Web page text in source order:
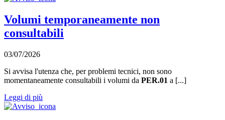
Volumi temporaneamente non
consultabili
03/07/2026
Si avvisa l'utenza che, per problemi tecnici, non sono
momentaneamente consultabili i volumi da PER.01 a [...]
Leggi di più